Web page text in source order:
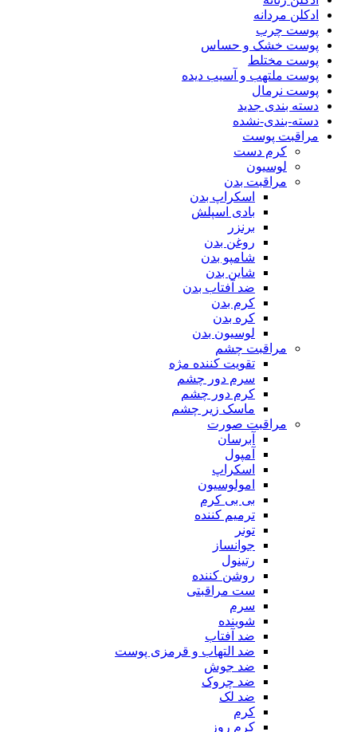
ادکلن مردانه
پوست چرب
پوست خشک و حساس
پوست مختلط
پوست ملتهب و آسیب دیده
پوست نرمال
دسته بندی جدید
دسته-بندی-نشده
مراقبت پوست
کرم دست
لوسیون
مراقبت بدن
اسکراپ بدن
بادی اسپلش
برنزر
روغن بدن
شامپو بدن
شاین بدن
ضد آفتاب بدن
کرم بدن
کره بدن
لوسیون بدن
مراقبت چشم
تقویت کننده مژه
سرم دور چشم
کرم دور چشم
ماسک زیر چشم
مراقبت صورت
آبرسان
آمپول
اسکراپ
امولوسیون
بی بی کرم
ترمیم کننده
تونر
جوانساز
رتینول
روشن کننده
ست مراقبتی
سرم
شوینده
ضد آفتاب
ضد التهاب و قرمزی پوست
‌ضد جوش
ضد چروک
ضد لک
کرم
کرم روز